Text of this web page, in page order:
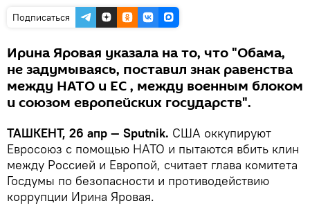
Подписаться
Ирина Яровая указала на то, что "Обама,
не задумываясь, поставил знак равенства
между НАТО и ЕС , между военным блоком
и союзом европейских государств".
ТАШКЕНТ, 26 апр — Sputnik. США оккупируют
Евросоюз с помощью НАТО и пытаются вбить клин
между Россией и Европой, считает глава комитета
Госдумы по безопасности и противодействию
коррупции Ирина Яровая.